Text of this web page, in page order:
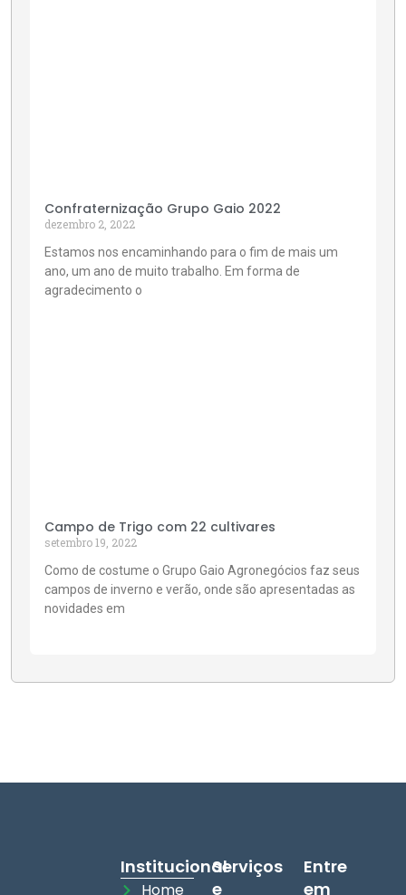
Confraternização Grupo Gaio 2022
dezembro 2, 2022
Estamos nos encaminhando para o fim de mais um
ano, um ano de muito trabalho. Em forma de
agradecimento o
Campo de Trigo com 22 cultivares
setembro 19, 2022
Como de costume o Grupo Gaio Agronegócios faz seus
campos de inverno e verão, onde são apresentadas as
novidades em
Institucional
Home
Serviços
e
Entre
em